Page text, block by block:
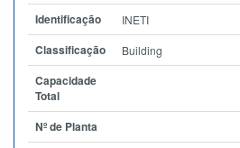
Identificação INETI
Classificação Building
Capacidade
Total
Nº de Planta